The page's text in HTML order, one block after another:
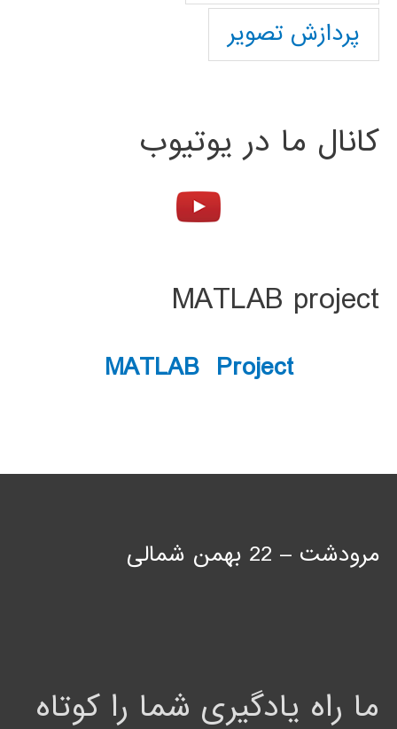
پردازش تصویر
کانال ما در یوتیوب
MATLAB project
MATLAB Project
مرودشت – 22 بهمن شمالی
ما راه یادگیری شما را کوتاه